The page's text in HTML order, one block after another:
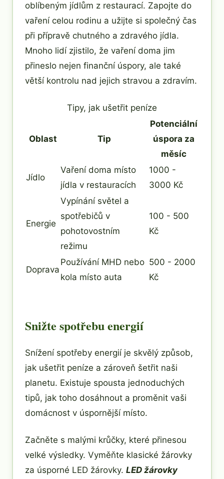
oblíbeným jídlům z restaurací. Zapojte do
vaření celou rodinu a užijte si společný čas
při přípravě chutného a zdravého jídla.
Mnoho lidí zjistilo, že vaření doma jim
přineslo nejen finanční úspory, ale také
větší kontrolu nad jejich stravou a zdravím.
Tipy, jak ušetřit peníze
Oblast Tip
Potenciální
úspora za
měsíc
Jídlo
Vaření doma místo
jídla v restauracích
1000 -
3000 Kč
Energie
Vypínání světel a
spotřebičů v
pohotovostním
režimu
100 - 500
Kč
Doprava
Používání MHD nebo
kola místo auta
500 - 2000
Kč
Snižte spotřebu energií
Snížení spotřeby energií je skvělý způsob,
jak ušetřit peníze a zároveň šetřit naši
planetu. Existuje spousta jednoduchých
tipů, jak toho dosáhnout a proměnit vaši
domácnost v úspornější místo.
Začněte s malými krůčky, které přinesou
velké výsledky. Vyměňte klasické žárovky
za úsporné LED žárovky. LED žárovky